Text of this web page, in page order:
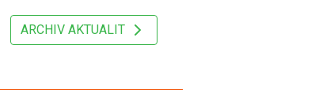
ARCHIV AKTUALIT